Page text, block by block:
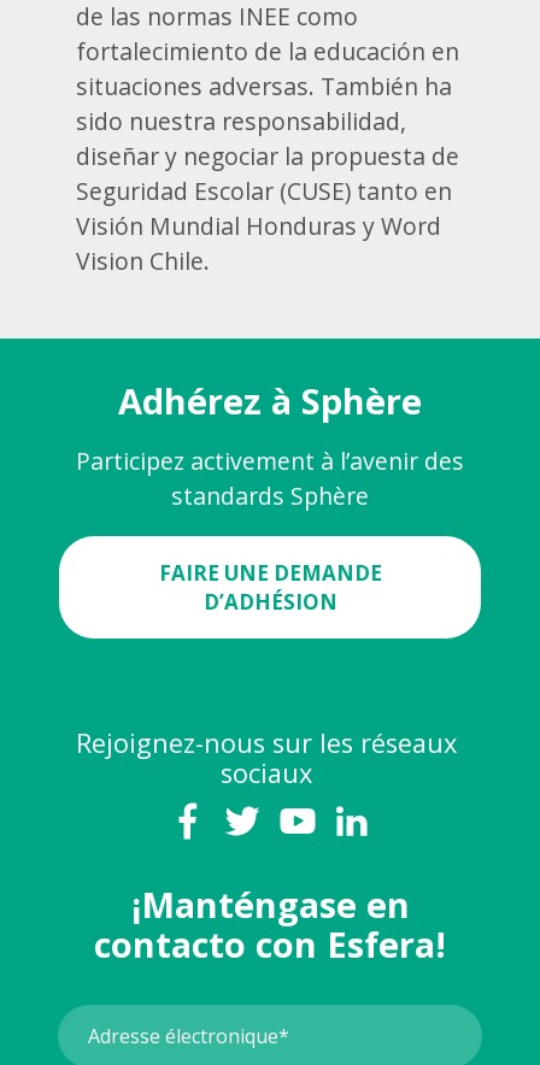
de las normas INEE como
fortalecimiento de la educación en
situaciones adversas. También ha
sido nuestra responsabilidad,
diseñar y negociar la propuesta de
Seguridad Escolar (CUSE) tanto en
Visión Mundial Honduras y Word
Vision Chile.
Adhérez à Sphère
Participez activement à l’avenir des
standards Sphère
FAIRE UNE DEMANDE
D’ADHÉSION
Rejoignez-nous sur les réseaux
sociaux
¡Manténgase en
contacto con Esfera!